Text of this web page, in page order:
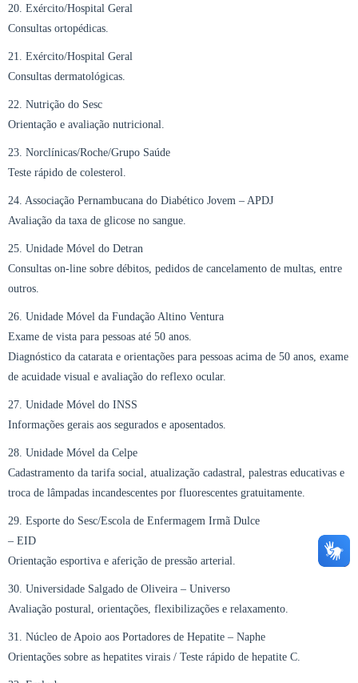
20. Exército/Hospital Geral
Consultas ortopédicas.
21. Exército/Hospital Geral
Consultas dermatológicas.
22. Nutrição do Sesc
Orientação e avaliação nutricional.
23. Norclínicas/Roche/Grupo Saúde
Teste rápido de colesterol.
24. Associação Pernambucana do Diabético Jovem – APDJ
Avaliação da taxa de glicose no sangue.
25. Unidade Móvel do Detran
Consultas on-line sobre débitos, pedidos de cancelamento de multas, entre
outros.
26. Unidade Móvel da Fundação Altino Ventura
Exame de vista para pessoas até 50 anos.
Diagnóstico da catarata e orientações para pessoas acima de 50 anos, exame
de acuidade visual e avaliação do reflexo ocular.
27. Unidade Móvel do INSS
Informações gerais aos segurados e aposentados.
28. Unidade Móvel da Celpe
Cadastramento da tarifa social, atualização cadastral, palestras educativas e
troca de lâmpadas incandescentes por fluorescentes gratuitamente.
29. Esporte do Sesc/Escola de Enfermagem Irmã Dulce
– EID
Orientação esportiva e aferição de pressão arterial.
30. Universidade Salgado de Oliveira – Universo
Avaliação postural, orientações, flexibilizações e relaxamento.
31. Núcleo de Apoio aos Portadores de Hepatite – Naphe
Orientações sobre as hepatites virais / Teste rápido de hepatite C.